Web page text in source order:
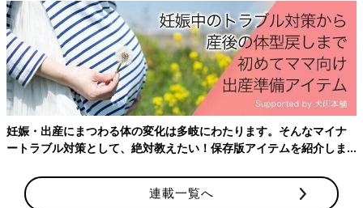
ー源になる炭水化物のレシピをご紹介。炒飯お
にぎり
離乳完了期 1才～1才6カ月ごろのレシピ一覧は
こちら
離乳完了期 1才～1才6カ月ごろ「ごはん・おかゆ」
妊娠・出産にまつわる体の変化は多岐にわたります。そんなマイナ
ートラブル対策として、絶対教えたい！保存版アイテムを紹介しま
連載一覧へ